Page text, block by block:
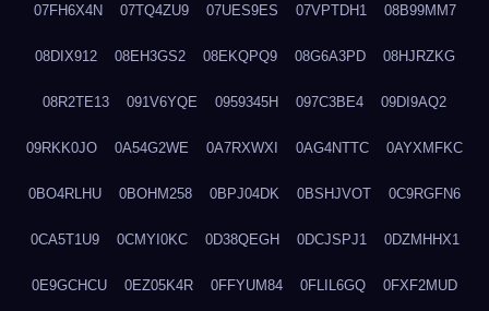
07FH6X4N 07TQ4ZU9 07UES9ES 07VPTDH1 08B99MM7
08DIX912 08EH3GS2 08EKQPQ9 08G6A3PD 08HJRZKG
08R2TE13 091V6YQE 0959345H 097C3BE4 09DI9AQ2
09RKK0JO 0A54G2WE 0A7RXWXI 0AG4NTTC 0AYXMFKC
0BO4RLHU 0BOHM258 0BPJ04DK 0BSHJVOT 0C9RGFN6
0CA5T1U9 0CMYI0KC 0D38QEGH 0DCJSPJ1 0DZMHHX1
0E9GCHCU 0EZ05K4R 0FFYUM84 0FLIL6GQ 0FXF2MUD